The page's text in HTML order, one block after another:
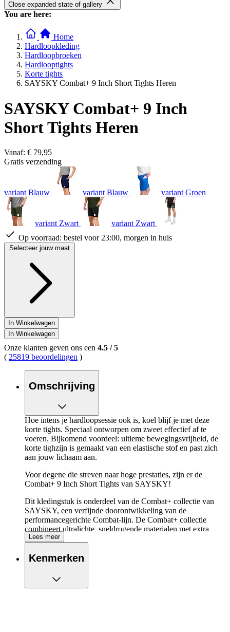
Close expanded state of gallery
You are here:
Home
Hardloopkleding
Hardloopbroeken
Hardlooptights
Korte tights
SAYSKY Combat+ 9 Inch Short Tights Heren
SAYSKY Combat+ 9 Inch
Short Tights Heren
Vanaf: € 79,95
Gratis verzending
variant Blauw variant Blauw variant Groen
variant Zwart
variant Zwart
Op voorraad: bestel voor 23:00, morgen in huis
Selecteer jouw maat
In Winkelwagen
In Winkelwagen
Onze klanten geven ons een 4.5 /5
( 25819 beoordelingen )
Omschrijving
Hoe intens je hardloopsessie ook is, koel blijf je met deze
korte tights. Speciaal ontworpen om zweet effectief af te
voeren. Bijkomend voordeel: ultieme bewegingsvrijheid, de
korte tighzijn is gemaakt van een elastische stof en past zich
aan jouw lichaam aan.
Voor degene die streven naar hoge prestaties, zijn er de
Combat+ 9 Inch Short Tights van SAYSKY!
Dit kledingstuk is onderdeel van de Combat+ collectie van
SAYSKY, een verfijnde doorontwikkeling van de
performancegerichte Combat-lijn. De Combat+ collectie
combineert ultralichte, sneldrogende materialen met extra
ventilatie, bewegingsvrijheid en ondersteuning, waardoor je
trainingen en wedstrijden.
De belangrijkste eigenschappen van de
SAYSKY Combat+ 9 Inch Short Tights op een
Lees meer
Kenmerken